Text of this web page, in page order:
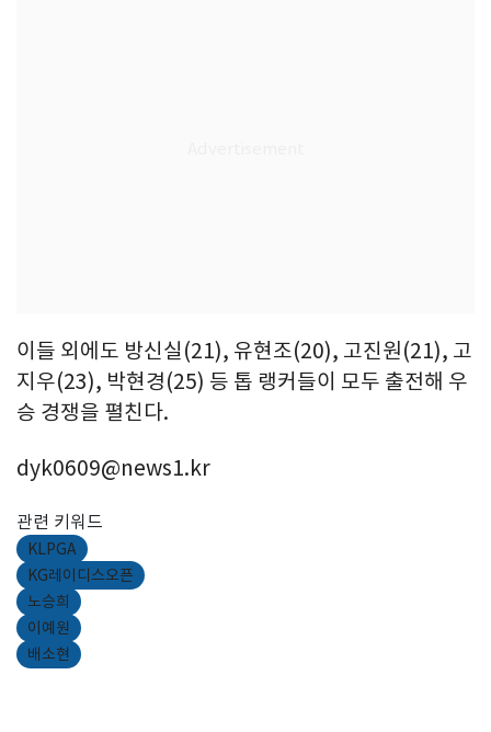
이들 외에도 방신실(21), 유현조(20), 고진원(21), 고
지우(23), 박현경(25) 등 톱 랭커들이 모두 출전해 우
승 경쟁을 펼친다.
dyk0609@news1.kr
관련 키워드
KLPGA
KG레이디스오픈
노승희
이예원
배소현